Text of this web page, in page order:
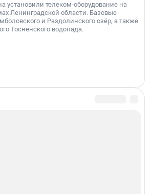
установили телеком-оборудование на
Ленинградской области. Базовые
и Раздолинского озёр, а также
Тосненского водопада.